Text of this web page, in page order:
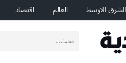
الشرق الاوسط العالم اقتصاد